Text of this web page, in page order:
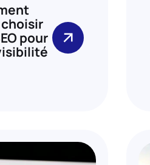
pour